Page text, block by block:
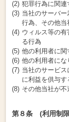
犯罪行為に関連
当社のサーバ
行為、その他
ウィルス等の
る行為
他の利用者に関
他の利用者にな
当社のサービ
に利益を供与す
その他当社が
第８条 (利用制